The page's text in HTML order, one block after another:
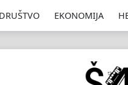
EKONOMIJA